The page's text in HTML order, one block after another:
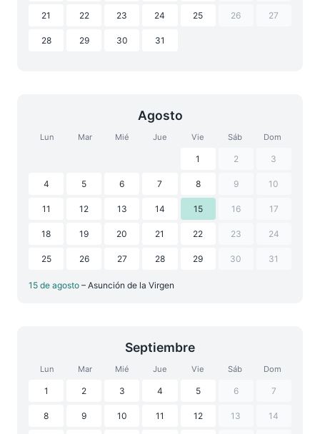
21 22 23 24 25 26 27
28 29 30 31
Agosto
Lun Mar Mié Jue Vie Sáb Dom
1 2 3
4 5 6 7 8 9 10
11 12 13 14 15 16 17
18 19 20 21 22 23 24
25 26 27 28 29 30 31
15 de agosto – Asunción de la Virgen
Septiembre
Lun Mar Mié Jue Vie Sáb Dom
1 2 3 4 5 6 7
8 9 10 11 12 13 14